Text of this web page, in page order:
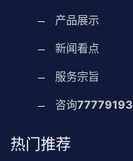
产品展示
新闻看点
服务宗旨
咨询77779193
热门推荐